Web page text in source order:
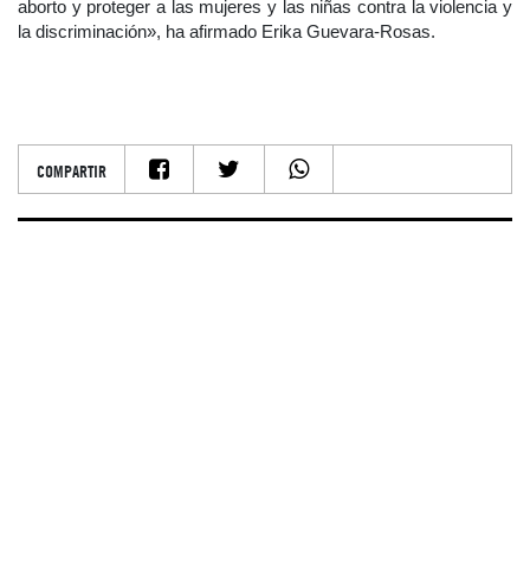
aborto y proteger a las mujeres y las niñas contra la violencia y
la discriminación», ha afirmado Erika Guevara-Rosas.
COMPARTIR